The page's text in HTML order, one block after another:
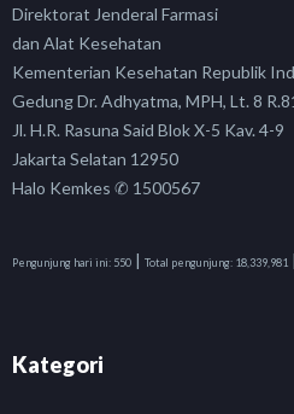
Direktorat Jenderal Farmasi
dan Alat Kesehatan
Kementerian Kesehatan Republik
Gedung Dr. Adhyatma, MPH, Lt. 8
Jl. H.R. Rasuna Said Blok X-5 Kav. 4-9
Jakarta Selatan 12950
Halo Kemkes ✆ 1500567
Pengunjung hari ini: 550 | Total pengunjung: 18,339,981 |
Kategori